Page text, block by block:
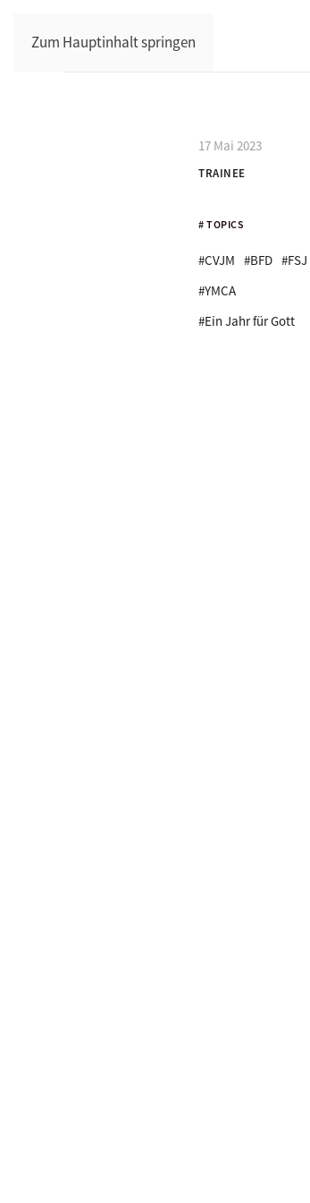
Zum Hauptinhalt springen
17 Mai 2023
TRAINEE
# TOPICS
#CVJM #BFD #FSJ
#YMCA
#Ein Jahr für Gott